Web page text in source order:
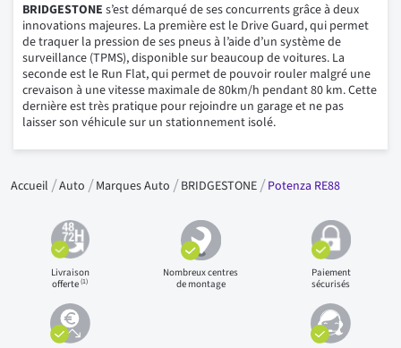
BRIDGESTONE s’est démarqué de ses concurrents grâce à deux
innovations majeures. La première est le Drive Guard, qui permet
de traquer la pression de ses pneus à l’aide d’un système de
surveillance (TPMS), disponible sur beaucoup de voitures. La
seconde est le Run Flat, qui permet de pouvoir rouler malgré une
crevaison à une vitesse maximale de 80km/h pendant 80 km. Cette
dernière est très pratique pour rejoindre un garage et ne pas
laisser son véhicule sur un stationnement isolé.
Accueil Auto Marques Auto BRIDGESTONE Potenza RE88
Livraison
offerte(1)
Nombreux centres
de montage
Paiement
sécurisés